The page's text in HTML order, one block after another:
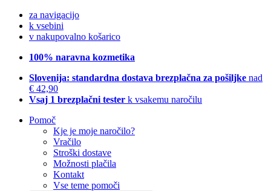
za navigacijo
k vsebini
v nakupovalno košarico
100% naravna kozmetika
Slovenija: standardna dostava brezplačna za pošiljke nad
€ 42,90
Vsaj 1 brezplačni tester k vsakemu naročilu
Pomoč
Kje je moje naročilo?
Vračilo
Stroški dostave
Možnosti plačila
Kontakt
Vse teme pomoči